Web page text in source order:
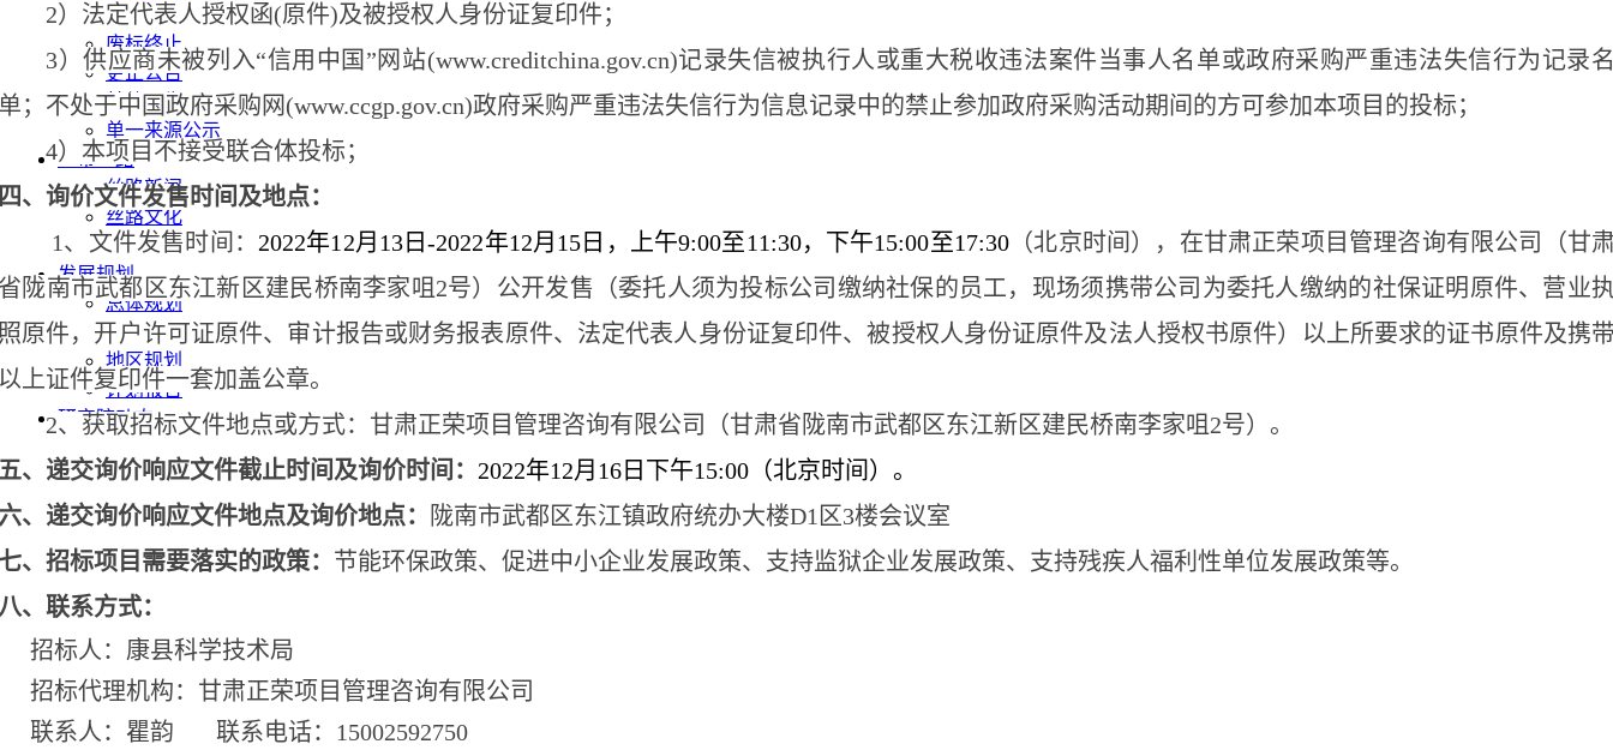
竞争性磋商/谈判
废标终止
更正公告
其他公告
单一来源公示
一带一路
丝路新闻
丝路文化
发展动态
发展规划
总体规划
专项规划
地区规划
计划报告
研究院动态
2）法定代表人授权函(原件)及被授权人身份证复印件；
3）供应商未被列入“信用中国”网站(www.creditchina.gov.cn)记录失信被执行人或重大税收违法案件当事人名单或政府采购严重违法失信行为记录
；不处于中国政府采购网(www.ccgp.gov.cn)政府采购严重违法失信行为信息记录中的禁止参加政府采购活动期间的方可参加本项目的投标；
4）本项目不接受联合体投标；
、 询价文件发售时间及地点：
1、文件发售时间： 2022年1 2月 13日-2022年12月 15 日，上午9:00至11:30，下午15:00至17:30（北京时间），在甘肃正荣项目管理咨询有限公司（甘
陇南市武都区东江新区建民桥南李家咀 2号）公开发售（委托人须为投标公司缴纳社保的员工，现场须携带公司为委托人缴纳的社保证明原件、营业
原件，开户许可证原件、 审计报告或财务报表原件、法定代表人身份证复印件、被授权人身份证原件及法人授权书原件）以上所要求的证书原件及携
上证件复印件一套加盖公章。
2、获取招标文件地点或方式：甘肃正荣项目管理咨询有限公司（甘肃省陇南市武都区东江新区建民桥南李家咀 2号）。
、递交询价响应文件截止时间及询价时间： 2022年12月 16 日下午15:00（北京时间）。
、递交询价响应文件地点及询价地点： 陇南市武都区东江镇政府统办大楼D1区3楼会议室
、招标项目需要落实的政策： 节能环保政策、促进中小企业发展政策、支持监狱企业发展政策、支持残疾人福利性单位发展政策等。
、联系方式：
招标人：康县科学技术局
招标代理机构：甘肃正荣项目管理咨询有限公司
联系人：瞿韵 联系电话：15002592750